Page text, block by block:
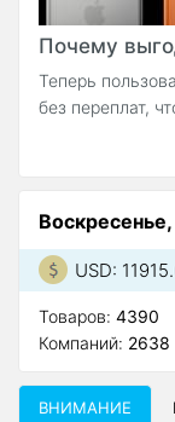
Почему
Теперь
без переплат,
USD:
Товаров: 4390
Компаний: 2638
ВНИМАНИЕ